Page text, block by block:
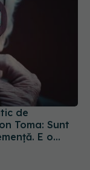
Toma: Sunt
E o
să fie